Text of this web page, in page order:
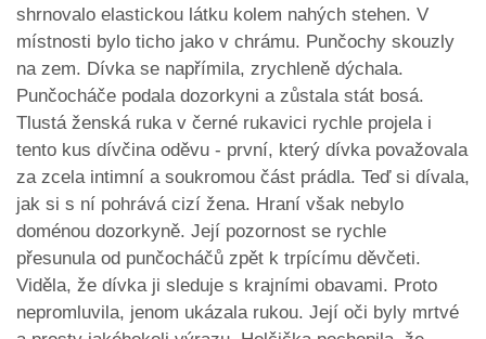
shrnovalo elastickou látku kolem nahých stehen. V
místnosti bylo ticho jako v chrámu. Punčochy skouzly
na zem. Dívka se napřímila, zrychleně dýchala.
Punčocháče podala dozorkyni a zůstala stát bosá.
Tlustá ženská ruka v černé rukavici rychle projela i
tento kus dívčina oděvu - první, který dívka považovala
za zcela intimní a soukromou část prádla. Teď si dívala,
jak si s ní pohrává cizí žena. Hraní však nebylo
doménou dozorkyně. Její pozornost se rychle
přesunula od punčocháčů zpět k trpícímu děvčeti.
Viděla, že dívka ji sleduje s krajními obavami. Proto
nepromluvila, jenom ukázala rukou. Její oči byly mrtvé